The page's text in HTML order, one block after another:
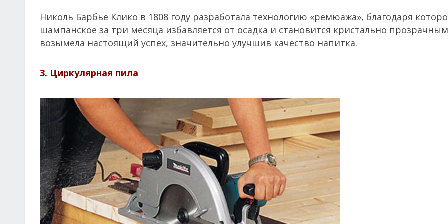
Николь Барбье Клико в 1808 году разработала технологию «ремюажа», благодаря
шампанское за три месяца избавляется от осадка и становится кристально
возымела настоящий успех, значительно улучшив качество напитка.
3. Циркулярная пила